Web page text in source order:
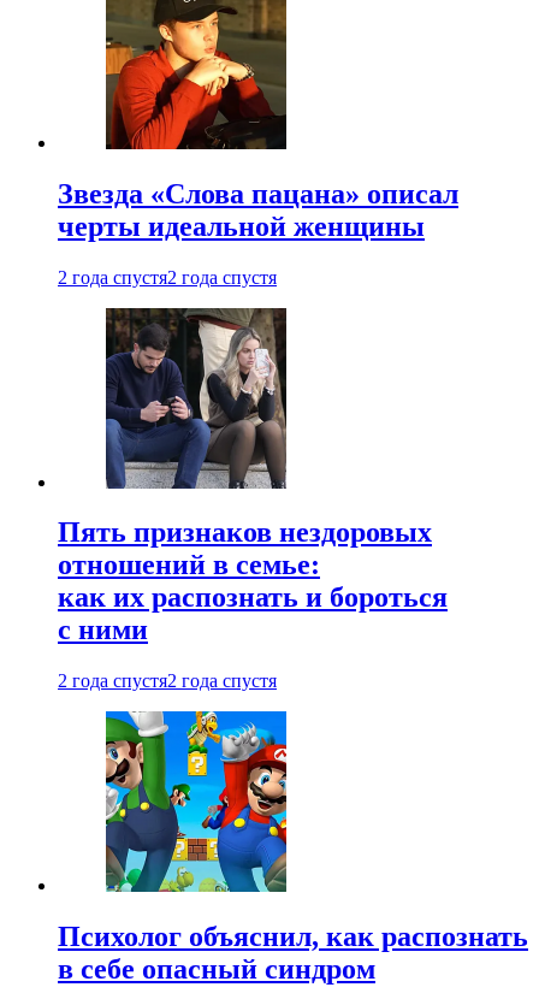
Звезда «Слова пацана» описал
черты идеальной женщины
2 года спустя2 года спустя
Пять признаков нездоровых
отношений в семье:
как их распознать и бороться
с ними
2 года спустя2 года спустя
Психолог объяснил, как распознать
в себе опасный синдром